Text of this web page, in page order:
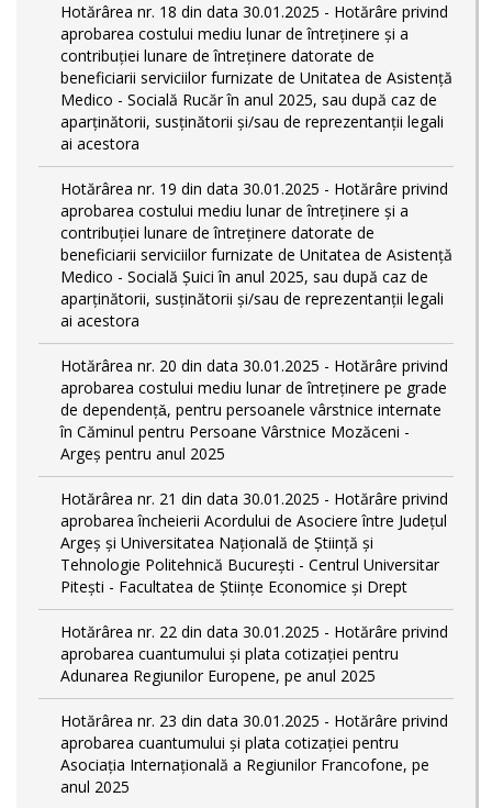
Hotărârea nr. 18 din data 30.01.2025 - Hotărâre privind
aprobarea costului mediu lunar de întreținere și a
contribuției lunare de întreținere datorate de
beneficiarii serviciilor furnizate de Unitatea de Asistență
Medico - Socială Rucăr în anul 2025, sau după caz de
aparținătorii, susținătorii și/sau de reprezentanții legali
ai acestora
Hotărârea nr. 19 din data 30.01.2025 - Hotărâre privind
aprobarea costului mediu lunar de întreținere și a
contribuției lunare de întreținere datorate de
beneficiarii serviciilor furnizate de Unitatea de Asistență
Medico - Socială Șuici în anul 2025, sau după caz de
aparținătorii, susținătorii și/sau de reprezentanții legali
ai acestora
Hotărârea nr. 20 din data 30.01.2025 - Hotărâre privind
aprobarea costului mediu lunar de întreţinere pe grade
de dependențǎ, pentru persoanele vârstnice internate
în Căminul pentru Persoane Vârstnice Mozăceni -
Argeș pentru anul 2025
Hotărârea nr. 21 din data 30.01.2025 - Hotărâre privind
aprobarea încheierii Acordului de Asociere între Județul
Argeș și Universitatea Națională de Știință și
Tehnologie Politehnică București - Centrul Universitar
Pitești - Facultatea de Științe Economice și Drept
Hotărârea nr. 22 din data 30.01.2025 - Hotărâre privind
aprobarea cuantumului și plata cotizației pentru
Adunarea Regiunilor Europene, pe anul 2025
Hotărârea nr. 23 din data 30.01.2025 - Hotărâre privind
aprobarea cuantumului și plata cotizației pentru
Asociația Internațională a Regiunilor Francofone, pe
anul 2025